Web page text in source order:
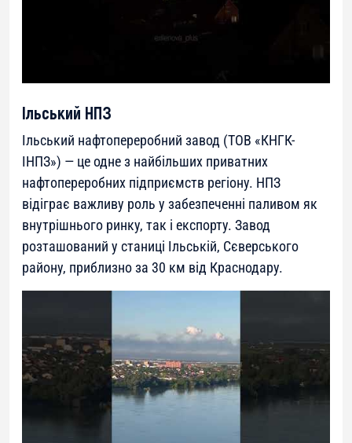
Ільський НПЗ
Ільський нафтопереробний завод (ТОВ «КНГК-
ІНПЗ») — це одне з найбільших приватних
нафтопереробних підприємств регіону. НПЗ
відіграє важливу роль у забезпеченні паливом як
внутрішнього ринку, так і експорту. Завод
розташований у станиці Ільській, Сєверського
району, приблизно за 30 км від Краснодару.